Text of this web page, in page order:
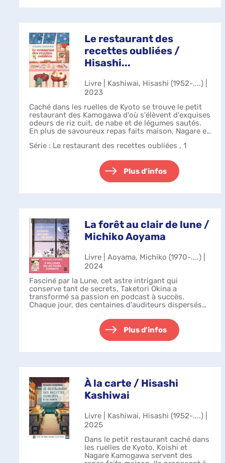
Le restaurant des
recettes oubliées /
Hisashi...
Livre | Kashiwai, Hisashi (1952-....) |
2023
Caché dans les ruelles de Kyoto se trouve le petit
restaurant des Kamogawa d'où s'élèvent d'exquises
odeurs de riz cuit, de nabe et de légumes sautés.
En plus de savoureux repas faits maison, Nagare et
Série : Le restaurant des recettes oubliées , 1
Plus d'infos
La forêt au clair de lune /
Michiko Aoyama
Livre | Aoyama, Michiko (1970-....) |
2024
Fasciné par la Lune, cet astre intrigant qui
conserve tant de secrets, Taketori Okina a
transformé sa passion en podcast à succès.
Chaque jour, des centaines d'auditeurs dispersés
Plus d'infos
À la carte / Hisashi
Kashiwai
Livre | Kashiwai, Hisashi (1952-....) |
2025
Dans le petit restaurant caché dans
les ruelles de Kyoto, Koishi et
Nagare Kamogawa servent des